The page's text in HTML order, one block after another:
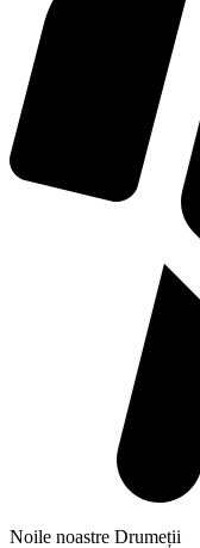
Noile noastre Drumeții